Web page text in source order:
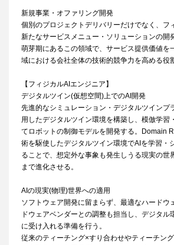
新規事業・オファリング開発
個別のプロジェクトデリバリーだけでなく、フ
新たなサービスメニュー・ソリューションの開
萌芽期にあるこの領域で、サービス提供価値を
域における会社全体の技術的競争力を高める役
【フィジカルAIエンジニア】
デジタルツイン(仮想空間)上でのAI開発
先進的なシミュレーション・デジタルツインプ
用したデジタルツイン環境を構築し、模倣学習
てロボットの制御モデルを開発する。Domain
術を駆使したデジタルツイン環境でAIを学習・
ることで、想定外な事象も発生しうる現実の世
まで進化させる。
AIの現実(物理)世界への適用
ソフトウェア開発に留まらず、最適なハードウ
ドウェアベンダーとの調整も担当し、デジタル
に受け入れる準備を行う。
従来のティーチング×すり合わせやティーチング